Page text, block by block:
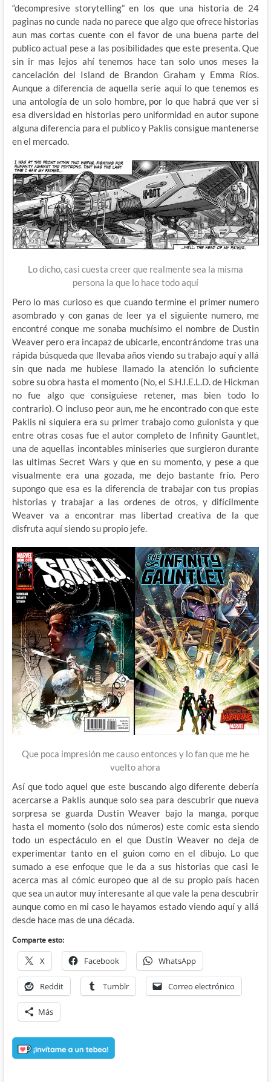
“decompresive storytelling” en los que una historia de 24
paginas no cunde nada no parece que algo que ofrece historias
aun mas cortas cuente con el favor de una buena parte del
publico actual pese a las posibilidades que este presenta. Que
sin ir mas lejos ahí tenemos hace tan solo unos meses la
cancelación del Island de Brandon Graham y Emma Ríos.
Aunque a diferencia de aquella serie aquí lo que tenemos es
una antología de un solo hombre, por lo que habrá que ver si
esa diversidad en historias pero uniformidad en autor supone
alguna diferencia para el publico y Paklis consigue mantenerse
en el mercado.
Lo dicho, casi cuesta creer que realmente sea la misma
persona la que lo hace todo aquí
Pero lo mas curioso es que cuando termine el primer numero
asombrado y con ganas de leer ya el siguiente numero, me
encontré conque me sonaba muchísimo el nombre de Dustin
Weaver pero era incapaz de ubicarle, encontrándome tras una
rápida búsqueda que llevaba años viendo su trabajo aquí y allá
sin que nada me hubiese llamado la atención lo suficiente
sobre su obra hasta el momento (No, el S.H.I.E.L.D. de Hickman
no fue algo que consiguiese retener, mas bien todo lo
contrario). O incluso peor aun, me he encontrado con que este
Paklis ni siquiera era su primer trabajo como guionista y que
entre otras cosas fue el autor completo de Infinity Gauntlet,
una de aquellas incontables miniseries que surgieron durante
las ultimas Secret Wars y que en su momento, y pese a que
visualmente era una gozada, me dejo bastante frío. Pero
supongo que esa es la diferencia de trabajar con tus propias
historias y trabajar a las ordenes de otros, y difícilmente
Weaver va a encontrar mas libertad creativa de la que
disfruta aquí siendo su propio jefe.
Que poca impresión me causo entonces y lo fan que me he
vuelto ahora
Así que todo aquel que este buscando algo diferente debería
acercarse a Paklis aunque solo sea para descubrir que nueva
sorpresa se guarda Dustin Weaver bajo la manga, porque
hasta el momento (solo dos números) este comic esta siendo
todo un espectáculo en el que Dustin Weaver no deja de
experimentar tanto en el guion como en el dibujo. Lo que
sumado a ese enfoque que le da a sus historias que casi le
acerca mas al cómic europeo que al de su propio país hacen
que sea un autor muy interesante al que vale la pena descubrir
aunque como en mi caso le hayamos estado viendo aquí y allá
desde hace mas de una década.
Comparte esto:
X Facebook WhatsApp
Reddit Tumblr Correo electrónico
Más